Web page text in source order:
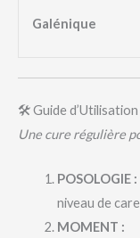
Galénique
🛠️ Guide
Une cure régulière
POSOLOGIE :
niveau de
MOMENT :